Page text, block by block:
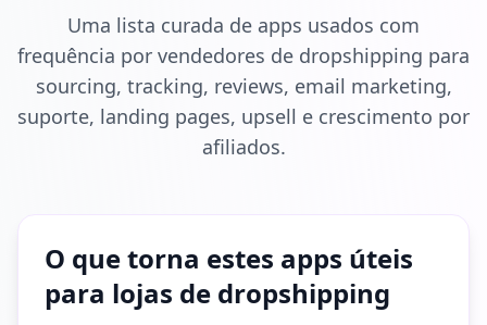
Uma lista curada de apps usados com
frequência por vendedores de dropshipping para
sourcing, tracking, reviews, email marketing,
suporte, landing pages, upsell e crescimento por
afiliados.
O que torna estes apps úteis
para lojas de dropshipping